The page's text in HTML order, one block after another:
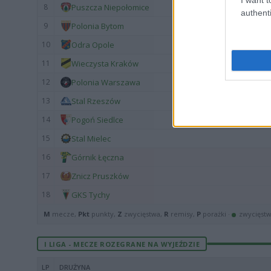
8 Puszcza Niepołomice
9 Polonia Bytom
10 Odra Opole
11 Wieczysta Kraków
12 Polonia Warszawa
13 Stal Rzeszów
14 Pogoń Siedlce
15 Stal Mielec
16 Górnik Łęczna
17 Znicz Pruszków
18 GKS Tychy
M mecze, Pkt punkty, Z zwycięstwa, R remisy, P porażki ·
I LIGA - MECZE ROZEGRANE NA WYJEŹDZIE
LP DRUŻYNA